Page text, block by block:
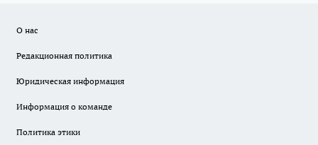
О нас
Редакционная политика
Юридическая информация
Информация о команде
Политика этики